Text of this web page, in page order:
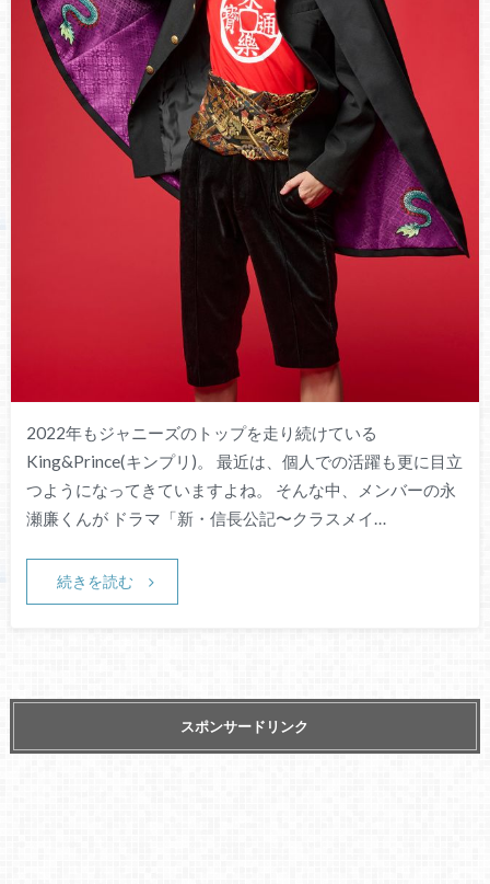
2022年もジャニーズのトップを走り続けている
King&Prince(キンプリ)。 最近は、個人での活躍も更に目立
つようになってきていますよね。 そんな中、メンバーの永
瀬廉くんが ドラマ「新・信長公記〜クラスメイ…
続きを読む
スポンサードリンク